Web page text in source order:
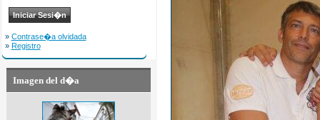
» Contrase�a olvidada
» Registro
Imagen del d�a